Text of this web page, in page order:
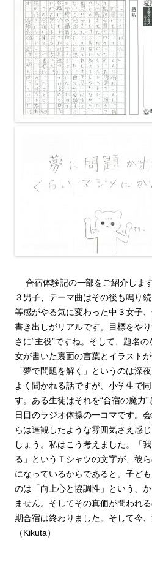
合宿体験記の一部をご紹介します
３男子、テーマ曲はその後も鳴り
等感がやる気に変わった中３女子
書き出しがリアルです。目標をや
さに“主役”ですね。そして、題名
女が書いた裏面の言葉とイラスト
「夢で問題を解く」というのは深
よく聞かれる話ですが、小学生で
す。ある生徒はそれを“合宿の魔力”
日目のラジオ体操の一コマです。
らは達観したような雰囲気さえ感
しょう。私はこう考えました。「
る 」というＴシャツの文字が、彼
になっているからであると。子ど
のは「向上心と協調性」という、
ません。そしてその真価が問われ
期合宿は終わりました。そして今、
（Kikuta）